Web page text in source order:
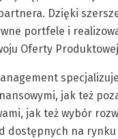
Dzięki
portfele i
Oferty
jak też
jak też wybór
dostępnych na